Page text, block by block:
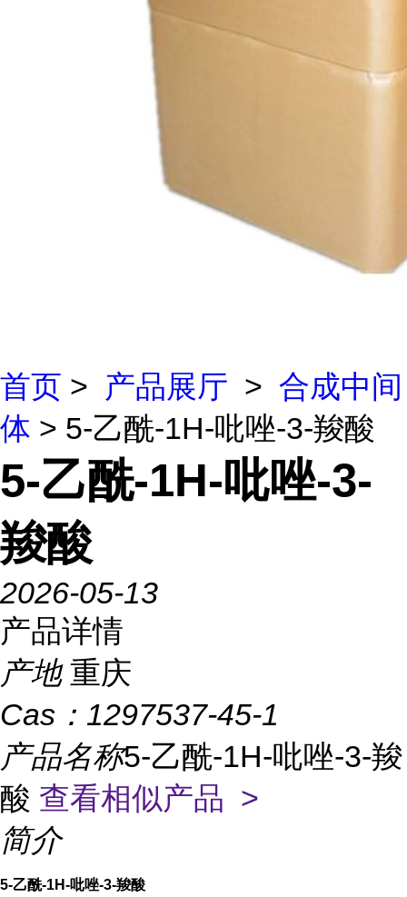
首页 > 产品展厅 > 合成中间
体 > 5-乙酰-1H-吡唑-3-羧酸
5-乙酰-1H-吡唑-3-
羧酸
2026-05-13
产品详情
产地 重庆
Cas： 1297537-45-1
产品名称5-乙酰-1H-吡唑-3-羧
酸 查看相似产品 >
简介
5-乙酰-1H-吡唑-3-羧酸